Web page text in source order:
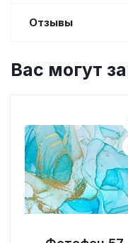
Отзывы
Вас могут